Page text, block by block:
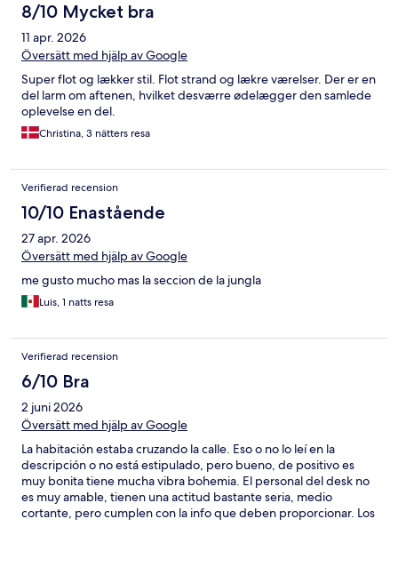
8/10 Mycket bra
11 apr. 2026
Översätt med hjälp av Google
Super flot og lækker stil. Flot strand og lækre værelser. Der er en
del larm om aftenen, hvilket desværre ødelægger den samlede
oplevelse en del.
Christina, 3 nätters resa
Verifierad recension
10/10 Enastående
27 apr. 2026
Översätt med hjälp av Google
me gusto mucho mas la seccion de la jungla
Luis, 1 natts resa
Verifierad recension
6/10 Bra
2 juni 2026
Översätt med hjälp av Google
La habitación estaba cruzando la calle. Eso o no lo leí en la
descripción o no está estipulado, pero bueno, de positivo es
muy bonita tiene mucha vibra bohemia. El personal del desk no
es muy amable, tienen una actitud bastante seria, medio
cortante, pero cumplen con la info que deben proporcionar. Los